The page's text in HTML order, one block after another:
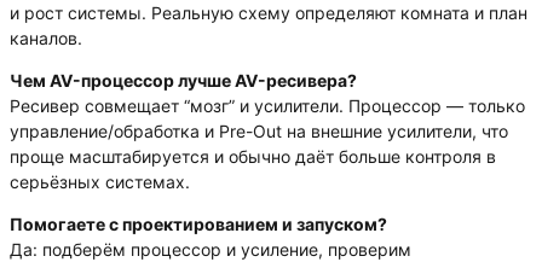
и рост системы. Реальную схему определяют комната и план
каналов.
Чем AV-процессор лучше AV-ресивера?
Ресивер совмещает “мозг” и усилители. Процессор — только
управление/обработка и Pre-Out на внешние усилители, что
проще масштабируется и обычно даёт больше контроля в
серьёзных системах.
Помогаете с проектированием и запуском?
Да: подберём процессор и усиление, проверим